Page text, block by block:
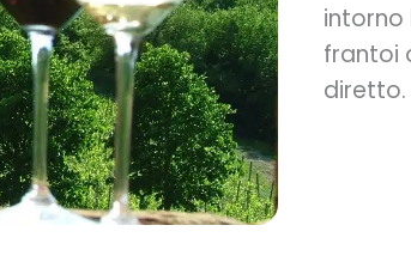
intorno
frantoi
diretto.